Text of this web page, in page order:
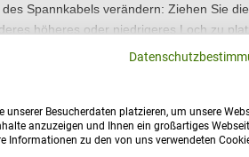
des Spannkabels verändern: Ziehen Sie
höheres oder niedrigeres Loch zu
Kopfteil und Zubehör:
Kopfteil einzustellen lösen Sie die
Sie das Kopfteil in der gewünschten
Neigung einzustellen, lösen Sie die
Sie darauf, die Zähne richtig ineinander zu
unserer Besucherdaten platzieren, um unsere
anzuzeigen und Ihnen ein großartiges
Informationen zu den von uns verwendeten